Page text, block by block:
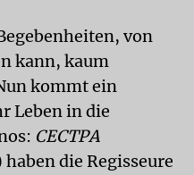
von
kann, kaum
kommt ein
Leben in die
CECTPA
die Regisseure